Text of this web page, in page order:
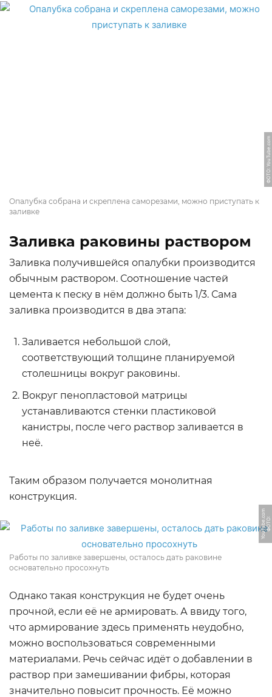
ФОТО: YouTube.com
Опалубка собрана и скреплена саморезами, можно приступать к
заливке
Заливка раковины раствором
Заливка получившейся опалубки производится
обычным раствором. Соотношение частей
цемента к песку в нём должно быть 1/3. Сама
заливка производится в два этапа:
Заливается небольшой слой,
соответствующий толщине планируемой
столешницы вокруг раковины.
Вокруг пенопластовой матрицы
устанавливаются стенки пластиковой
канистры, после чего раствор заливается в
неё.
Таким образом получается монолитная
конструкция.
Ф
О
Т
О:
Y
o
u
T
u
b
e.
c
o
m
Работы по заливке завершены, осталось дать раковине
основательно просохнуть
Однако такая конструкция не будет очень
прочной, если её не армировать. А ввиду того,
что армирование здесь применять неудобно,
можно воспользоваться современными
материалами. Речь сейчас идёт о добавлении в
раствор при замешивании фибры, которая
значительно повысит прочность. Её можно